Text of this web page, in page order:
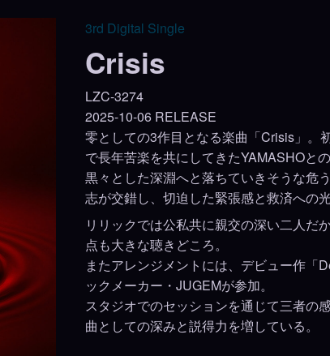
3rd Digital Single
Crisis
LZC-3274
2025-10-06 RELEASE
零としての3作目となる楽曲「Crisis」。
で長年苦楽を共にしてきたYAMASHOと
黒々とした深淵へと落ちていきそうな危
志が交錯し、切迫した緊張感と救済への
リリックでは公私共に親交の深い二人だ
点も大きな聴きどころ。
またアレンジメントには、デビュー作「
ックメーカー・JUGEMが参加。
スタジオでのセッションを通じて三者の
曲としての深みと説得力を増している。